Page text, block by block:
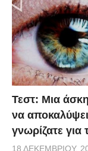
Τεστ: Μια
να
γνωρίζατε
18 ΔΕΚΕΜΒΡΊΟΥ,